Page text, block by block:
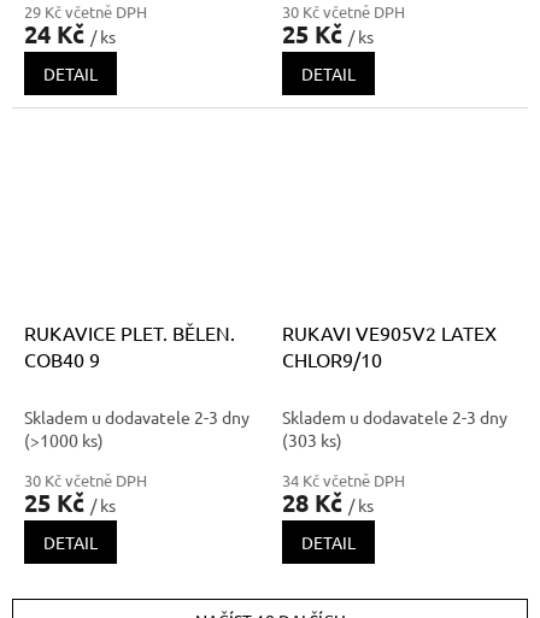
29 Kč včetně DPH
24 Kč / ks
DETAIL
30 Kč včetně DPH
25 Kč / ks
DETAIL
RUKAVICE PLET. BĚLEN.
COB40 9
Skladem u dodavatele 2-3 dny
(>1000 ks)
30 Kč včetně DPH
25 Kč / ks
DETAIL
RUKAVI VE905V2 LATEX
CHLOR9/10
Skladem u dodavatele 2-3 dny
(303 ks)
34 Kč včetně DPH
28 Kč / ks
DETAIL